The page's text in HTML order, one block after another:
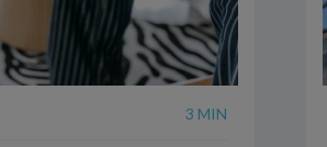
3 MIN